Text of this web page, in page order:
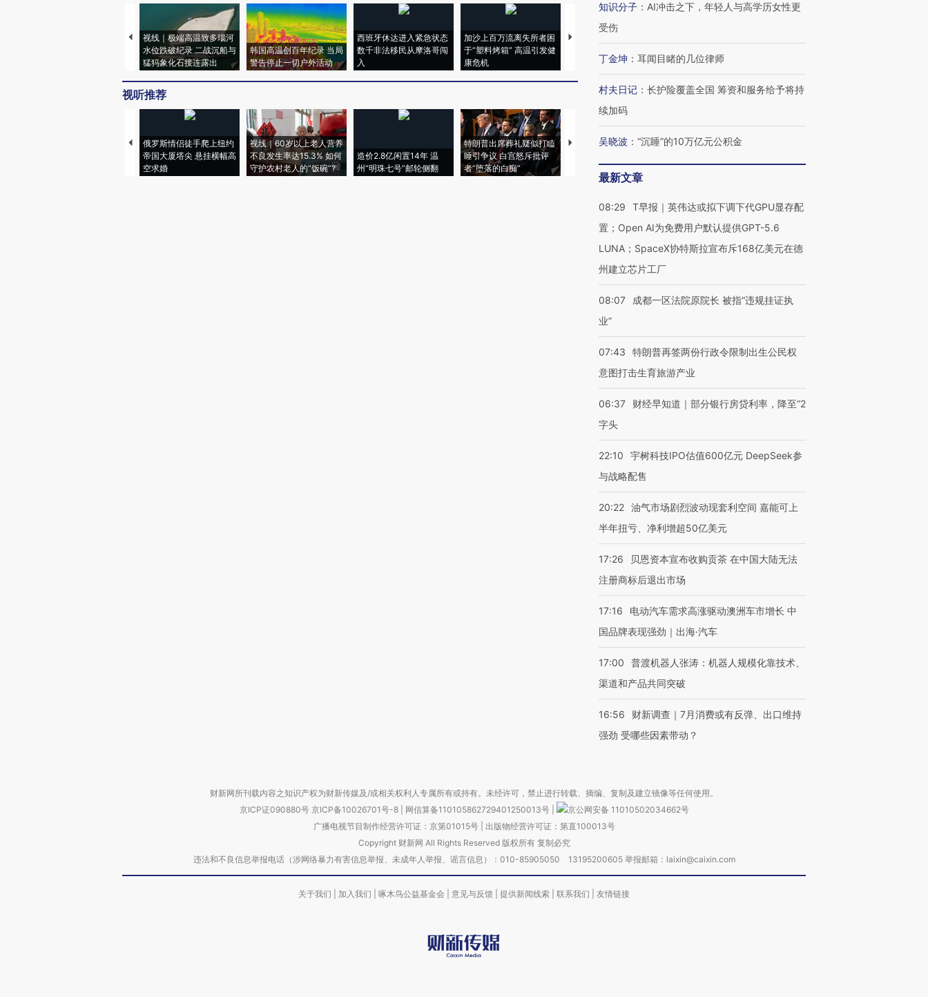
视线｜极端高温致多瑙河
水位跌破纪录 二战沉船与
猛犸象化石接连露出
韩国高温创百年纪录 当局
警告停止一切户外活动
西班牙休达进入紧急状态
数千非法移民从摩洛哥闯
入
加沙上百万流离失所者困
于“塑料烤箱” 高温引发健
康危机
视线｜HYROX的吸金
心“花钱找虐”？
毒品
视听推荐
俄罗斯情侣徒手爬上纽约
帝国大厦塔尖 悬挂横幅高
空求婚
视线｜60岁以上老人营养
不良发生率达15.3% 如何
守护农村老人的“饭碗”?
造价2.8亿闲置14年 温
州“明珠七号”邮轮侧翻
特朗普出席葬礼疑似打瞌
睡引争议 白宫怒斥批评
者“堕落的白痴”
视线｜全球最热百城独占
阿根廷3-0阿尔及利亚
兹奖得主的“非天才”拼图
知识分子 ： AI冲击之下，年轻人与高学历女性更
受伤
丁金坤 ： 耳闻目睹的几位律师
村夫日记 ： 长护险覆盖全国 筹资和服务给予将持
续加码
吴晓波 ： “沉睡”的10万亿元公积金
最新文章
08:29
T早报｜英伟达或拟下调下代GPU显存配
置；Open AI为免费用户默认提供GPT-5.6
LUNA；SpaceX协特斯拉宣布斥168亿美元在德
州建立芯片工厂
08:07
成都一区法院原院长 被指“违规挂证执
业”
07:43
特朗普再签两份行政令限制出生公民权
意图打击生育旅游产业
06:37
财经早知道｜部分银行房贷利率，降至“2
字头
22:10
宇树科技IPO估值600亿元 DeepSeek参
与战略配售
20:22 油气市场剧烈波动现套利空间 嘉能可上
半年扭亏、净利增超50亿美元
17:26
贝恩资本宣布收购贡茶 在中国大陆无法
注册商标后退出市场
17:16
电动汽车需求高涨驱动澳洲车市增长 中
国品牌表现强劲｜出海·汽车
17:00
普渡机器人张涛：机器人规模化靠技术、
渠道和产品共同突破
16:56
财新调查｜7月消费或有反弹、出口维持
强劲 受哪些因素带动？
财新网所刊载内容之知识产权为财新传媒及/或相关权利人专属所有或持有。未经许可，禁止进行转载、摘编、复制及建立镜像等任何使用。
京ICP证090880号 京ICP备10026701号-8 网信算备110105862729401250013号
京公网安备 11010502034662号
广播电视节目制作经营许可证：京第01015号| 出版物经营许可证：第直100013号
Copyright 财新网 All Rights Reserved 版权所有 复制必究
违法和不良信息举报电话（涉网络暴力有害信息举报、未成年人举报、谣言信息）：010-85905050 13195200605 举报邮箱：laixin@caixin.com
关于我们 加入我们 啄木鸟公益基金会 意见与反馈 提供新闻线索 联系我们 友情链接